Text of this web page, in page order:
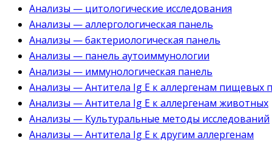
Анализы — цитологические исследования
Анализы — аллергологическая панель
Анализы — бактериологическая панель
Анализы — панель аутоиммунологии
Анализы — иммунологическая панель
Анализы — Антитела Ig E к аллергенам пищевых
Анализы — Антитела Ig E к аллергенам животных
Анализы — Культуральные методы исследований
Анализы — Антитела Ig E к другим аллергенам